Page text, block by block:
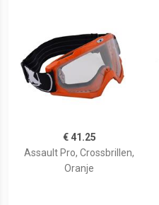
€ 41.25
Assault Pro, Crossbrillen,
Oranje